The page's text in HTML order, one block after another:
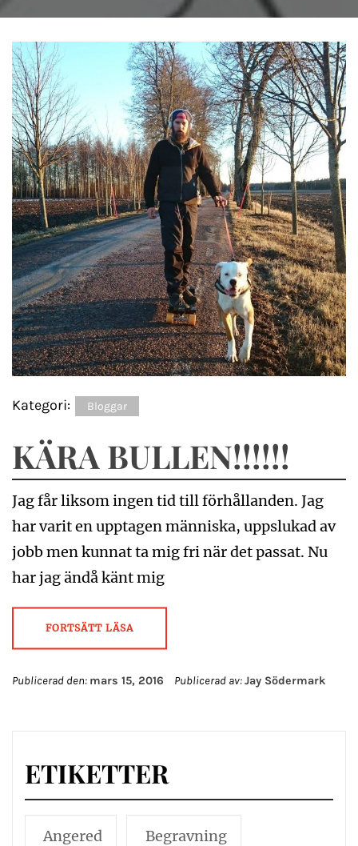
Kategori: Bloggar
KÄRA BULLEN!!!!!!
Jag får liksom ingen tid till förhållanden. Jag
har varit en upptagen människa, uppslukad av
jobb men kunnat ta mig fri när det passat. Nu
har jag ändå känt mig
FORTSÄTT LÄSA
Publicerad den: mars 15, 2016 Publicerad av:Jay Södermark
ETIKETTER
Angered Begravning